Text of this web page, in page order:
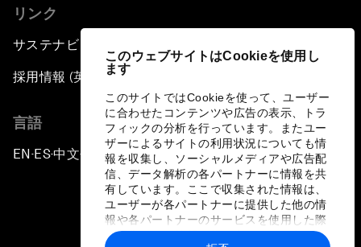
このウェブサイトはCookieを使用し
ます
このサイトではCookieを使って、ユーザー
に合わせたコンテンツや広告の表示、トラ
フィックの分析を行っています。またユー
ザーによるサイトの利用状況についても情
報を収集し、ソーシャルメディアや広告配
信、データ解析の各パートナーに情報を共
有しています。ここで収集された情報は、
ユーザーが各パートナーに提供した他の情
報や各パートナーのサービスを使用した際
に収集された情報と組み合わされ、各パー
リンク
サステナビリティへの取り組み
採用情報 (英語のみ)
言語
EN ▪ ES▪中文▪ 日本語